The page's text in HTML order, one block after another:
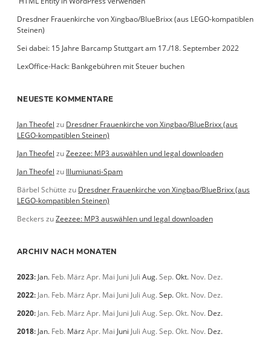
Dresdner Frauenkirche von Xingbao/BlueBrixx (aus LEGO-kompatiblen
Steinen)
Sei dabei: 15 Jahre Barcamp Stuttgart am 17./18. September 2022
LexOffice-Hack: Bankgebühren mit Steuer buchen
NEUESTE KOMMENTARE
Jan Theofel zu Dresdner Frauenkirche von Xingbao/BlueBrixx (aus
LEGO-kompatiblen Steinen)
Jan Theofel zuZeezee: MP3 auswählen und legal downloaden
Jan Theofel zu Illumiunati-Spam
Bärbel Schütte zu Dresdner Frauenkirche von Xingbao/BlueBrixx (aus
LEGO-kompatiblen Steinen)
Beckers zuZeezee: MP3 auswählen und legal downloaden
ARCHIV NACH MONATEN
2023: Jan. Feb. März Apr. Mai Juni Juli Aug.Sep.Okt. Nov. Dez.
2022: Jan. Feb. März Apr. Mai Juni Juli Aug.Sep.Okt. Nov. Dez.
2020: Jan. Feb. März Apr. Mai Juni Juli Aug.Sep.Okt. Nov. Dez.
2018: Jan. Feb. März Apr. Mai Juni Juli Aug.Sep.Okt. Nov. Dez.